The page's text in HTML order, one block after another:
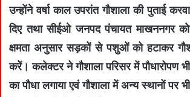
उन्होंने वर्षा काल उपरांत गौशाला की पुताई
दिए तथा सीईओ जनपद पंचायत माखननगर को
क्षमता अनुसार सड़कों से पशुओं को हटाकर
करें। कलेक्टर ने गौशाला परिसर में पौधारोपण
का पौधा लगाया एवं गौशाला में अन्य स्थानों पर